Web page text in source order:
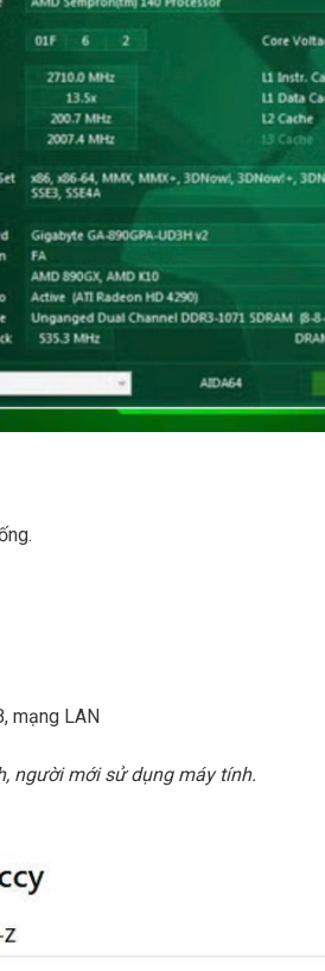
mạng LAN
người mới sử dụng máy tính.